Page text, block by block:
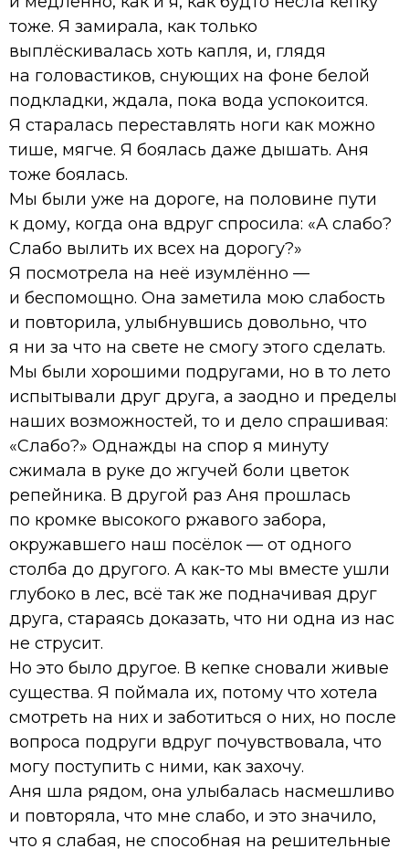
тоже. Я замирала, как только
выплёскивалась хоть капля, и, глядя
на головастиков, снующих на фоне белой
подкладки, ждала, пока вода успокоится.
Я старалась переставлять ноги как можно
тише, мягче. Я боялась даже дышать. Аня
тоже боялась.
Мы были уже на дороге, на половине пути
к дому, когда она вдруг спросила: «А слабо?
Слабо вылить их всех на дорогу?»
Я посмотрела на неё изумлённо —
и беспомощно. Она заметила мою слабость
и повторила, улыбнувшись довольно, что
я ни за что на свете не смогу этого сделать.
Мы были хорошими подругами, но в то лето
испытывали друг друга, а заодно и пределы
наших возможностей, то и дело спрашивая:
«Слабо?» Однажды на спор я минуту
сжимала в руке до жгучей боли цветок
репейника. В другой раз Аня прошлась
по кромке высокого ржавого забора,
окружавшего наш посёлок — от одного
столба до другого. А как-то мы вместе ушли
глубоко в лес, всё так же подначивая друг
друга, стараясь доказать, что ни одна из нас
не струсит.
Но это было другое. В кепке сновали живые
существа. Я поймала их, потому что хотела
смотреть на них и заботиться о них, но после
вопроса подруги вдруг почувствовала, что
могу поступить с ними, как захочу.
Аня шла рядом, она улыбалась насмешливо
и повторяла, что мне слабо, и это значило,
что я слабая, не способная на решительные